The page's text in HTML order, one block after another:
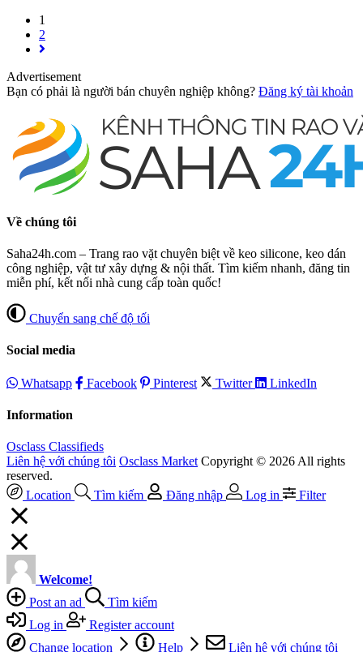
1
2
Advertisement
Bạn có phải là người bán chuyên nghiệp không? Đăng ký tài khoản
Về chúng tôi
Saha24h.com – Trang rao vặt chuyên biệt về keo silicone, keo dán
công nghiệp, vật tư xây dựng & nội thất. Tìm kiếm nhanh, đăng tin
miễn phí, kết nối nhà cung cấp toàn quốc!
Chuyển sang chế độ tối
Social media
Whatsapp Facebook Pinterest Twitter LinkedIn
Information
Osclass Classifieds
Liên hệ với chúng tôi Osclass Market Copyright © 2026 All rights
reserved.
Location
Tìm kiếm Đăng nhập Log in Filter
Welcome!
Post an ad
Tìm kiếm
Log in
Register account
Change location
Help
Liên hệ với chúng tôi